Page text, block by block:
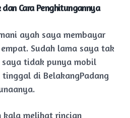
Cara Penghitungannya
ayah saya membayar
Sudah lama saya tak
saya tidak punya mobil
di BelakangPadang
kala melihat rincian